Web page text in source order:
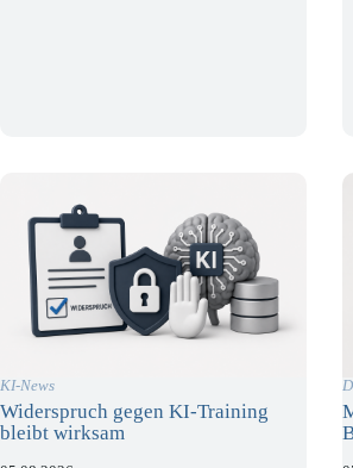
KI-News
Widerspruch gegen KI-Training
bleibt wirksam